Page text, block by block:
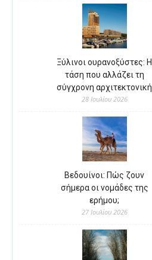
Ξύλινοι ουρανοξύστες: Η
τάση που αλλάζει τη
σύγχρονη αρχιτεκτονική
28 Ιουλίου 2026
Βεδουίνοι: Πώς ζουν
σήμερα οι νομάδες της
ερήμου;
27 Ιουλίου 2026